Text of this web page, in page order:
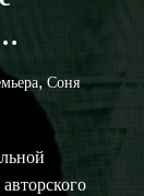
, Соня